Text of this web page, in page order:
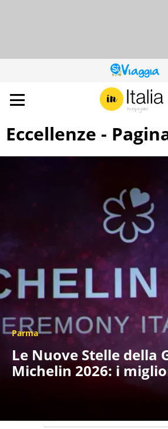
QUESTO
SITO
DI
Eccellenze -
Parma
Le Nuove Stelle della
Michelin 2026: i